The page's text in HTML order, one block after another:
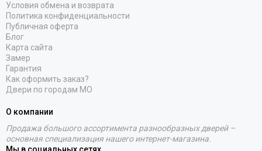
Условия обмена и возврата
Политика конфиденциальности
Публичная оферта
Блог
Карта сайта
Замер
Гарантия
Как оформить заказ?
Двери по городам МО
О компании
Продажа большого ассортимента разнообразных дверей –
основная специализация нашего интернет-магазина.